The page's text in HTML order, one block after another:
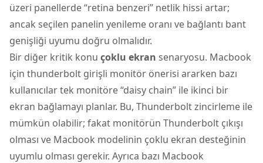
üzeri panellerde “retina benzeri” netlik hissi artar;
ancak seçilen panelin yenileme oranı ve bağlantı bant
genişliği uyumu doğru olmalıdır.
Bir diğer kritik konu çoklu ekran senaryosu. Macbook
için thunderbolt girişli monitör önerisi ararken bazı
kullanıcılar tek monitöre “daisy chain” ile ikinci bir
ekran bağlamayı planlar. Bu, Thunderbolt zincirleme ile
mümkün olabilir; fakat monitörün Thunderbolt çıkışı
olması ve Macbook modelinin çoklu ekran desteğinin
uyumlu olması gerekir. Ayrıca bazı Macbook